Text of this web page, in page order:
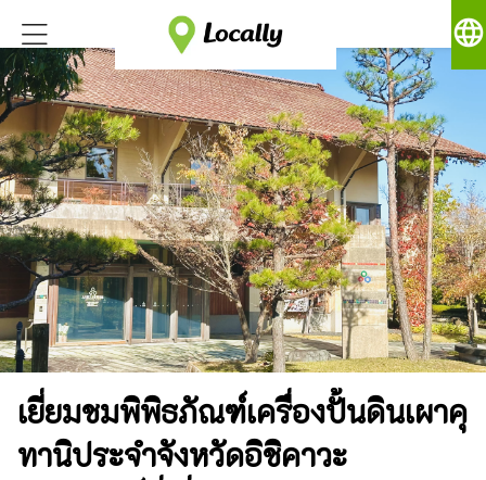
language
เยี่ยมชมพิพิธภัณฑ์เครื่องปั้นดินเผาคุ
ทานิประจำจังหวัดอิชิคาวะ